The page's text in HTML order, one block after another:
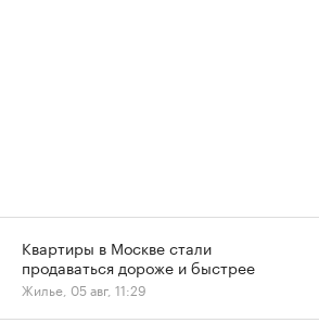
Квартиры в Москве стали
продаваться дороже и быстрее
Жилье, 05 авг, 11:29